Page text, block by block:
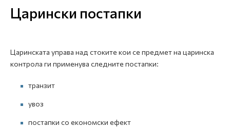
Физички лица
Бизнис заедница
Контакт
Царински постапки
Царинската управа над стоките кои се предмет на царинска
контрола ги применува следните постапки:
транзит
увоз
постапки со економски ефект